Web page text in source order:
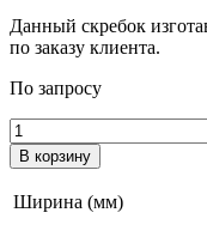
Данный скребок
по заказу клиента.
По запросу
Количество
товара
Скребок
РАВ
100-
В корзину
Ширина (мм)